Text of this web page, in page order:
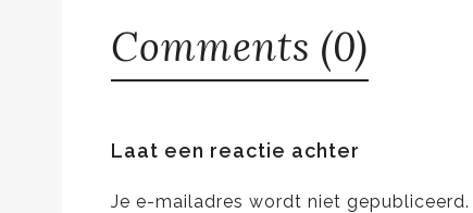
Comments (0)
Laat een reactie achter
Je e-mailadres wordt niet gepubliceerd.